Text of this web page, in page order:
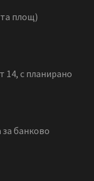
площ)
14, с планирано
банково